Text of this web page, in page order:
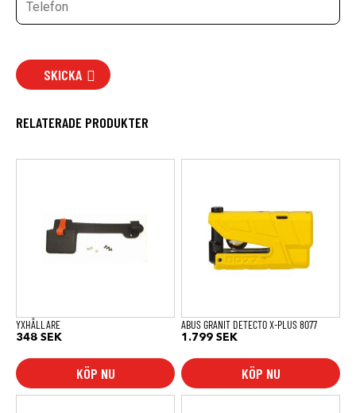
SKICKA
RELATERADE PRODUKTER
YXHÅLLARE
348 SEK
KÖP NU
ABUS GRANIT DETECTO X-PLUS 8077
1.799 SEK
KÖP NU